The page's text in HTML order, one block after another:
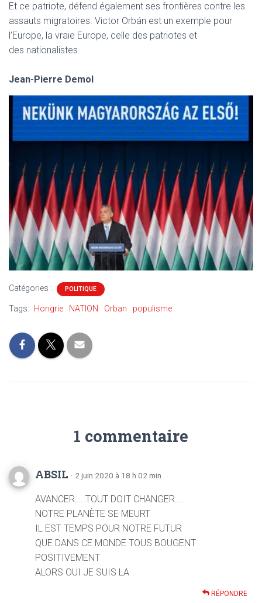
Et ce patriote, défend également ses frontières contre les
assauts migratoires. Victor Orbán est un exemple pour
l’Europe, la vraie Europe, celle des patriotes et
des nationalistes.
Jean-Pierre Demol
Catégories : POLITIQUE
Tags: Hongrie NATION Orban populisme
1 commentaire
ABSIL · 2 juin 2020 à 18 h 02 min
AVANCER…..TOUT DOIT CHANGER…..
NOTRE PLANÈTE SE MEURT
IL EST TEMPS POUR NOTRE FUTUR
QUE DANS CE MONDE TOUS BOUGENT
POSITIVEMENT
ALORS OUI JE SUIS LA
RÉPONDRE